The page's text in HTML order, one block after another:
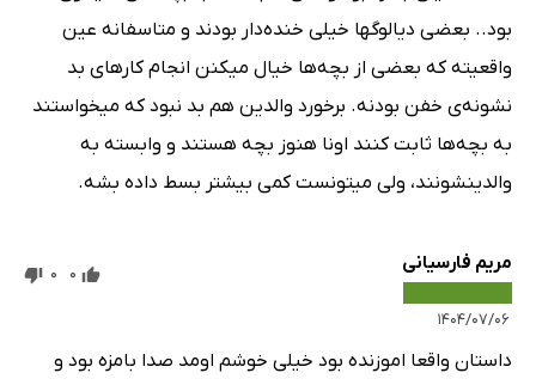
بود.. بعضی دیالوگها خیلی خنده‌دار بودند و متاسفانه عین
واقعیته که بعضی از بچه‌ها خیال میکنن انجام کارهای بد
نشونه‌ی خفن بودنه. برخورد والدین هم بد نبود که میخواستند
به بچه‌ها ثابت کنند اونا هنوز بچه هستند و وابسته به
والدینشونند، ولی میتونست کمی بیشتر بسط داده بشه.
مریم فارسیانی
۱۴۰۴/۰۷/۰۶
0
0
داستان واقعا اموزنده بود خیلی خوشم اومد صدا بامزه بود و